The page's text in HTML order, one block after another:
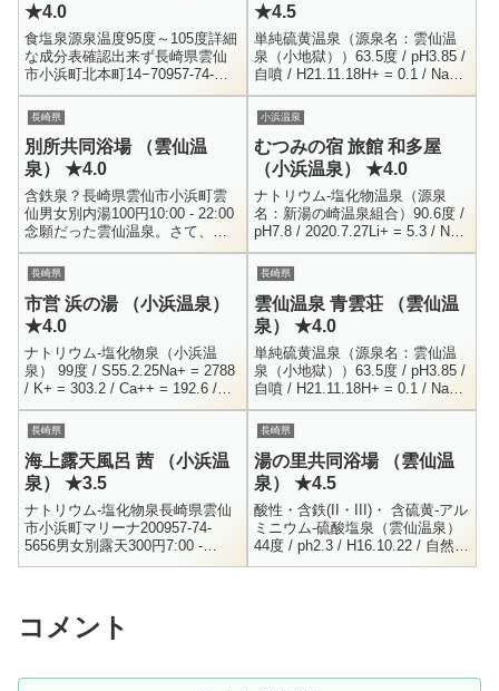
★4.0
食塩泉源泉温度95度～105度詳細
な成分表確認出来ず長崎県雲仙
市小浜町北本町14−70957-74-
2101男女別内湯・サウナ / 貸切
風呂大人 500円、子供 250円 / 貸
切...
★4.5
単純硫黄温泉（源泉名：雲仙温
泉（小地獄））63.5度 / pH3.85 /
自噴 / H21.11.18H+ = 0.1 / Na+
= 6.8 / K+ = 2.5 / NH4+...
長崎県
別所共同浴場 （雲仙温
泉） ★4.0
含鉄泉？長崎県雲仙市小浜町雲
仙男女別内湯100円10:00 - 22:00
念願だった雲仙温泉。さて、ど
こを湯めぐりしようと、色々と
調べてみたところ、目にとまっ
たのがココ、別所共同浴...
小浜温泉
むつみの宿 旅館 和多屋
（小浜温泉） ★4.0
ナトリウム-塩化物温泉（源泉
名：新湯の崎温泉組合）90.6度 /
pH7.8 / 2020.7.27Li+ = 5.3 / Na+
= 2492.4 / K+ = 275.3 / ...
長崎県
市営 浜の湯 （小浜温泉）
★4.0
ナトリウム-塩化物泉（小浜温
泉） 99度 / S55.2.25Na+ = 2788
/ K+ = 303.2 / Ca++ = 192.6 /
Mg++ = 194Sr+ = 2....
長崎県
雲仙温泉 青雲荘 （雲仙温
泉） ★4.0
単純硫黄温泉（源泉名：雲仙温
泉（小地獄））63.5度 / pH3.85 /
自噴 / H21.11.18H+ = 0.1 / Na+
= 6.8 / K+ = 2.5 / NH4+...
長崎県
海上露天風呂 茜 （小浜温
泉） ★3.5
ナトリウム-塩化物泉長崎県雲仙
市小浜町マリーナ200957-74-
5656男女別露天300円7:00 -
19:00その名前の通り、小浜温泉
長崎県
湯の里共同浴場 （雲仙温
泉） ★4.5
酸性・含鉄(II・III)・ 含硫黄-アル
ミニウム-硫酸塩泉（雲仙温泉）
44度 / ph2.3 / H16.10.22 / 自然湧
出Na+ = 15.1 / H+ = 5.5 /...
コメント